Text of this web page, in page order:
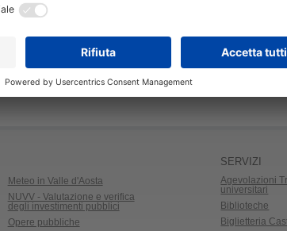
Meteo in Valle d'Aosta
NUVV - Valutazione e verifica
degli investimenti pubblici
Opere pubbliche
SERVIZI
Agevolazioni
universitari
Biblioteche
Biglietteria